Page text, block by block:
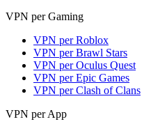
VPN per Gaming
VPN per Roblox
VPN per Brawl Stars
VPN per Oculus Quest
VPN per Epic Games
VPN per Clash of Clans
VPN per App